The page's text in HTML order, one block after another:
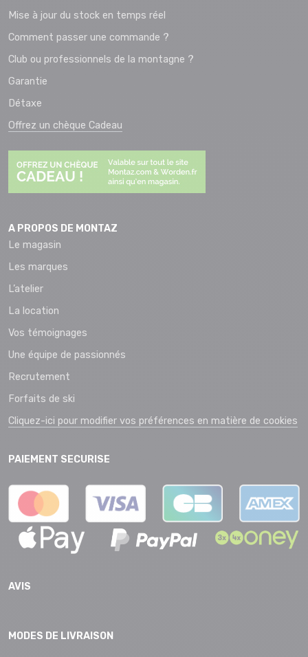
Mise à jour du stock en temps réel
Comment passer une commande ?
Club ou professionnels de la montagne ?
Garantie
Détaxe
Offrez un chèque Cadeau
A PROPOS DE MONTAZ
Le magasin
Les marques
L’atelier
La location
Vos témoignages
Une équipe de passionnés
Recrutement
Forfaits de ski
Cliquez-ici pour modifier vos préférences en matière de cookies
PAIEMENT SECURISE
AVIS
MODES DE LIVRAISON